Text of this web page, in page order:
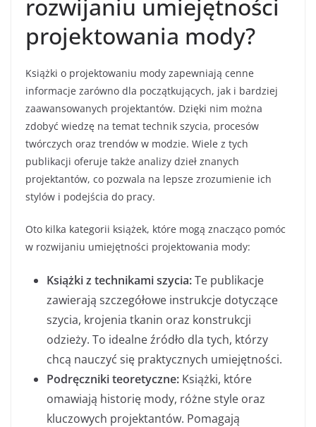
rozwijaniu umiejętności
projektowania mody?
Książki o projektowaniu mody zapewniają cenne
informacje zarówno dla początkujących, jak i bardziej
zaawansowanych projektantów. Dzięki nim można
zdobyć wiedzę na temat technik szycia, procesów
twórczych oraz trendów w modzie. Wiele z tych
publikacji oferuje także analizy dzieł znanych
projektantów, co pozwala na lepsze zrozumienie ich
stylów i podejścia do pracy.
Oto kilka kategorii książek, które mogą znacząco pomóc
w rozwijaniu umiejętności projektowania mody:
Książki z technikami szycia:Te publikacje
zawierają szczegółowe instrukcje dotyczące
szycia, krojenia tkanin oraz konstrukcji
odzieży. To idealne źródło dla tych, którzy
chcą nauczyć się praktycznych umiejętności.
Podręczniki teoretyczne: Książki, które
omawiają historię mody, różne style oraz
kluczowych projektantów. Pomagają